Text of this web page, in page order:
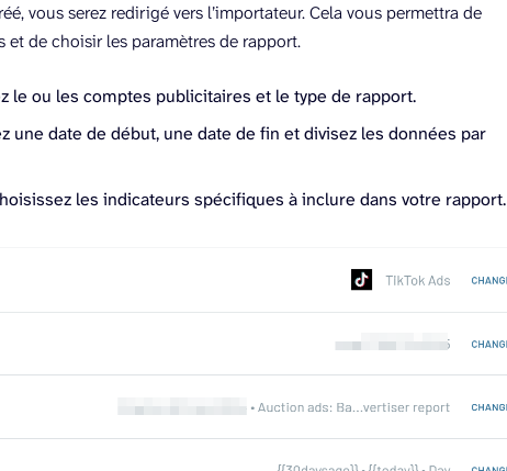
vous serez redirigé vers l’importateur. Cela vous permettra de
de choisir les paramètres de rapport.
le ou les comptes publicitaires et le type de rapport.
une date de début, une date de fin et divisez les données par
les indicateurs spécifiques à inclure dans votre rapport.